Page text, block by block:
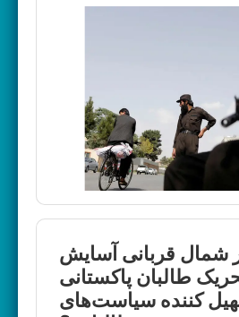
شمال قربانی آسایش
طالبان پاکستانی
کننده سیاست‌های